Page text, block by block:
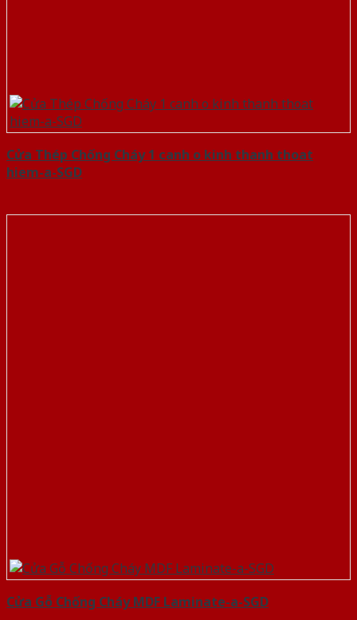
Cửa Thép Chống Cháy 1 canh o kinh thanh thoat
hiem-a-SGD
Cửa Gỗ Chống Cháy MDF Laminate-a-SGD